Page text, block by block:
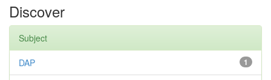
Discover
Subject
1
DAP